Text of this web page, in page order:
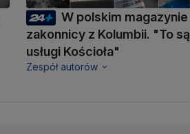
W polskim magazynie
zakonnicy z Kolumbii. "To są
usługi Kościoła"
Zespół autorów